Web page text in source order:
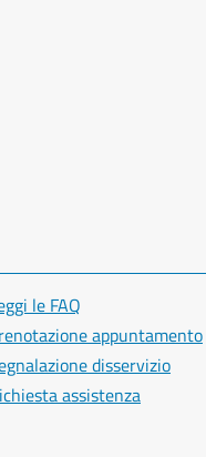
le FAQ
appuntamento
disservizio
assistenza